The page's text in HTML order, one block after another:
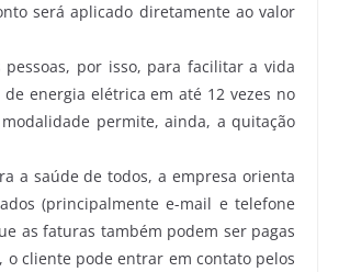
será aplicado diretamente ao valor
por isso, para facilitar a vida
energia elétrica em até 12 vezes no
permite, ainda, a quitação
a saúde de todos, a empresa orienta
(principalmente e-mail e telefone
as faturas também podem ser pagas
cliente pode entrar em contato pelos